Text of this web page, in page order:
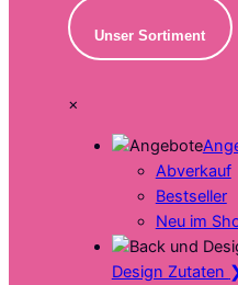
Unser Sortiment
×
Abverkauf
Bestseller
Neu im
Design Zutaten